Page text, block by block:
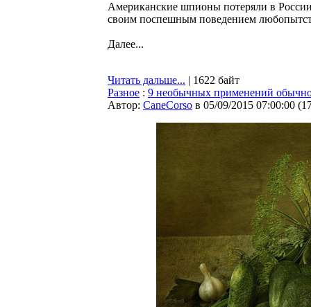
Американские шпионы потеряли в
своим поспешным поведением
Далее...
Читать дальше... | 1622 байт
Разное : 9 необычных применений
Автор: CaneCorso в 05/09/2015 07:00:00 (